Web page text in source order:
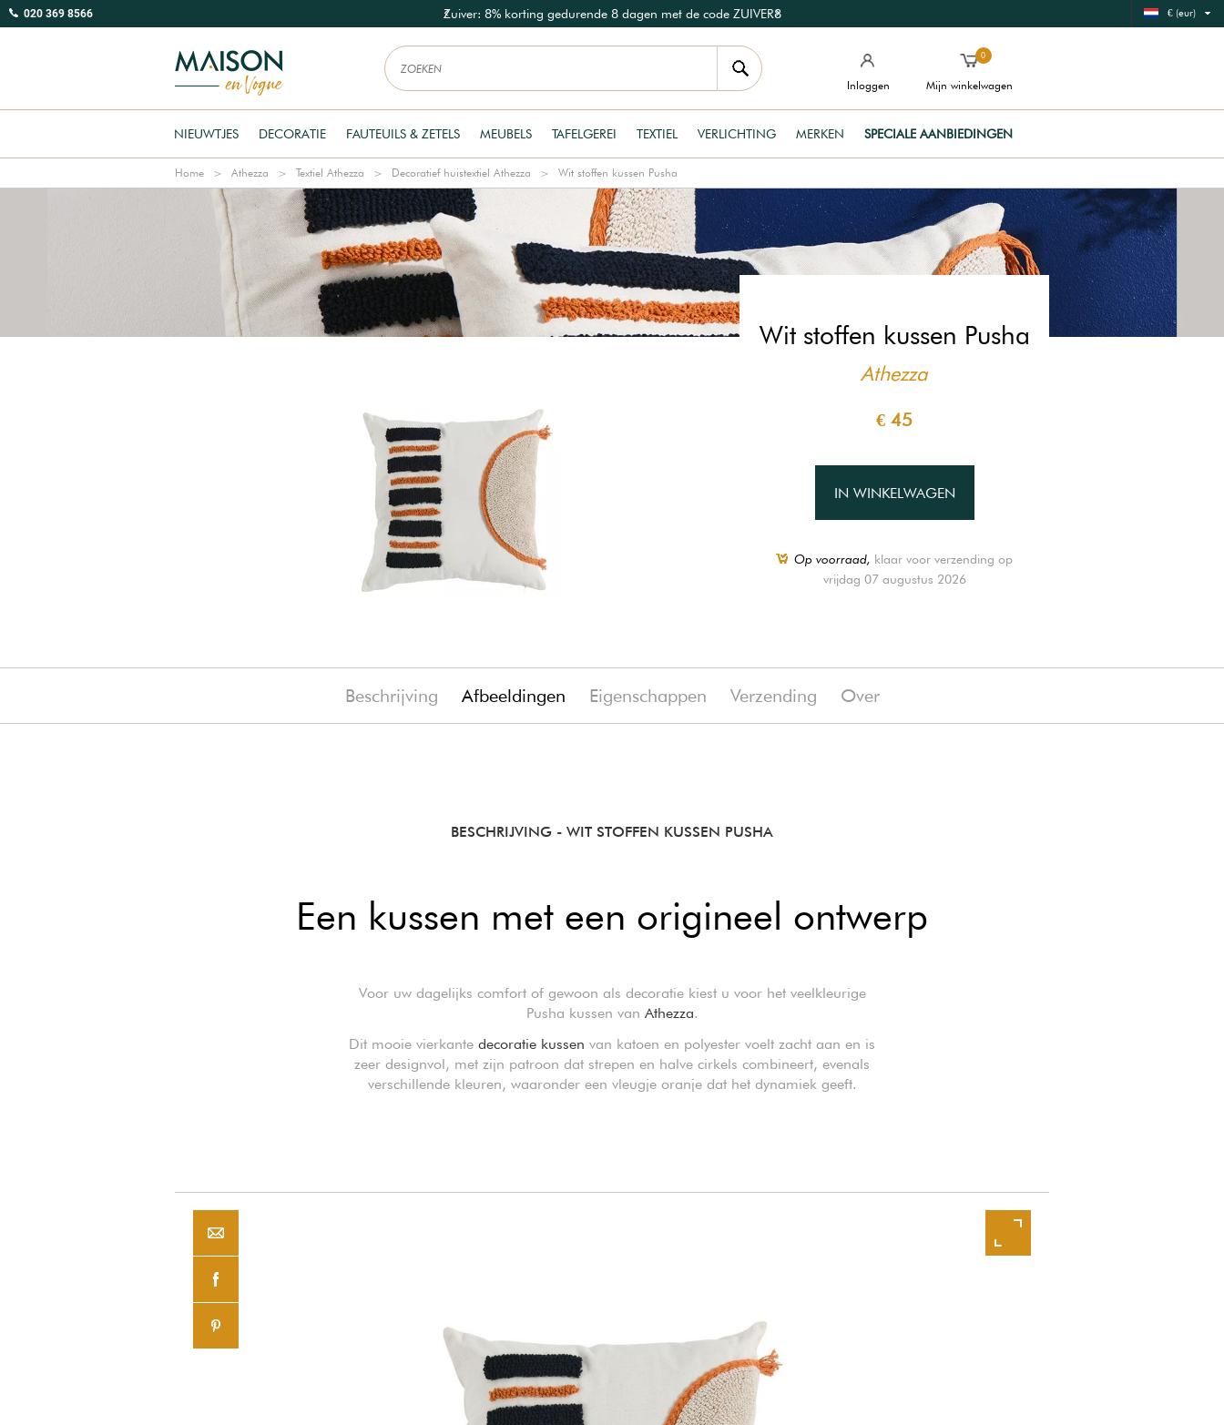
020 369 8566 Zuiver: 8% korting gedurende 8 dagen met de code ZUIVER8 € (eur)
Inloggen
0
Mijn winkelwagen
NIEUWTJES DECORATIE FAUTEUILS & ZETELS MEUBELS TAFELGEREI TEXTIEL VERLICHTING MERKEN SPECIALE AANBIEDINGEN
Home Athezza Textiel Athezza Decoratief huistextiel Athezza Wit stoffen kussen Pusha
Wit stoffen kussen Pusha
Athezza
€ 45
IN WINKELWAGEN
Op voorraad, klaar voor verzending op
vrijdag 07 augustus 2026
Beschrijving Afbeeldingen Eigenschappen Verzending Over
BESCHRIJVING - WIT STOFFEN KUSSEN PUSHA
Een kussen met een origineel ontwerp
Voor uw dagelijks comfort of gewoon als decoratie kiest u voor het veelkleurige
Pusha kussen van Athezza.
Dit mooie vierkante decoratie kussen van katoen en polyester voelt zacht aan en is
zeer designvol, met zijn patroon dat strepen en halve cirkels combineert, evenals
verschillende kleuren, waaronder een vleugje oranje dat het dynamiek geeft.